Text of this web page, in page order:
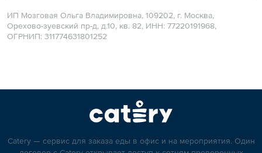
ИП Мозговая Ольга Владимировна, 109202, г. Москва,
Орехово-зуевский пр-д, д.10, кв. 82, ИНН: 77220191968,
ОГРНИП: 311774631801252
Catery — сервис для заказа еды в офис и на мероприятия. Один